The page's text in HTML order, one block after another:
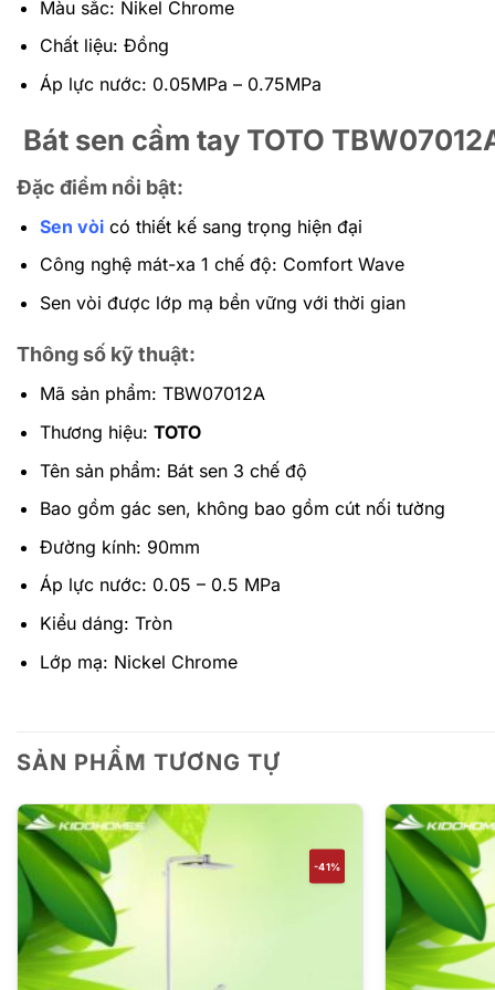
Màu sắc: Nikel Chrome
Chất liệu: Đồng
Áp lực nước: 0.05MPa – 0.75MPa
Bát sen cầm tay TOTO
Đặc điểm nổi bật:
Sen vòi có thiết kế sang trọng hiện đại
Công nghệ mát-xa 1 chế độ: Comfort Wave
Sen vòi được lớp mạ bền vững với thời gian
Thông số kỹ thuật:
Mã sản phẩm: TBW07012A
Thương hiệu: TOTO
Tên sản phẩm: Bát sen 3 chế độ
Bao gồm gác sen, không bao gồm cút nối tường
Đường kính: 90mm
Áp lực nước: 0.05 – 0.5 MPa
Kiểu dáng: Tròn
Lớp mạ: Nickel Chrome
SẢN PHẨM TƯƠNG TỰ
-41%